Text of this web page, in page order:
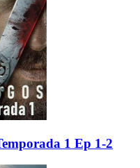
1 Ep 1-2